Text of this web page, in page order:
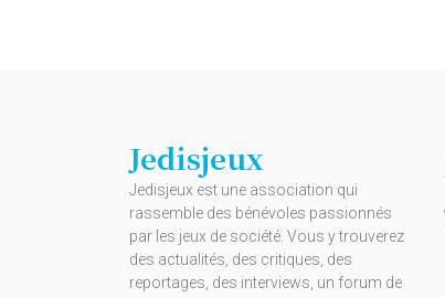
Jedisjeux
Jedisjeux est une association qui
rassemble des bénévoles passionnés
par les jeux de société. Vous y trouverez
des actualités, des critiques, des
reportages, des interviews, un forum de